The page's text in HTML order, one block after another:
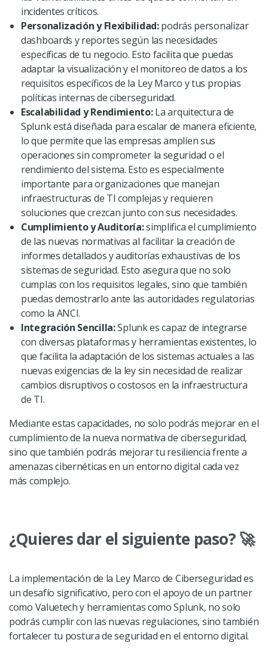
incidentes críticos.
Personalización y Flexibilidad:podrás personalizar
dashboards y reportes según las necesidades
específicas de tu negocio. Esto facilita que puedas
adaptar la visualización y el monitoreo de datos a los
requisitos específicos de la Ley Marco y tus propias
políticas internas de ciberseguridad.
Escalabilidad y Rendimiento:La arquitectura de
Splunk está diseñada para escalar de manera eficiente,
lo que permite que las empresas amplíen sus
operaciones sin comprometer la seguridad o el
rendimiento del sistema. Esto es especialmente
importante para organizaciones que manejan
infraestructuras de TI complejas y requieren
soluciones que crezcan junto con sus necesidades.
Cumplimiento y Auditoría:simplifica el cumplimiento
de las nuevas normativas al facilitar la creación de
informes detallados y auditorías exhaustivas de los
sistemas de seguridad. Esto asegura que no solo
cumplas con los requisitos legales, sino que también
puedas demostrarlo ante las autoridades regulatorias
como la ANCI.
Integración Sencilla:Splunk es capaz de integrarse
con diversas plataformas y herramientas existentes, lo
que facilita la adaptación de los sistemas actuales a las
nuevas exigencias de la ley sin necesidad de realizar
cambios disruptivos o costosos en la infraestructura
de TI.
Mediante estas capacidades, no solo podrás mejorar en el
cumplimiento de la nueva normativa de ciberseguridad,
sino que también podrás mejorar tu resiliencia frente a
amenazas cibernéticas en un entorno digital cada vez
más complejo.
¿Quieres dar el siguiente paso? 🚀
La implementación de la Ley Marco de Ciberseguridad es
un desafío significativo, pero con el apoyo de un partner
como Valuetech y herramientas como Splunk, no solo
podrás cumplir con las nuevas regulaciones, sino también
fortalecer tu postura de seguridad en el entorno digital.